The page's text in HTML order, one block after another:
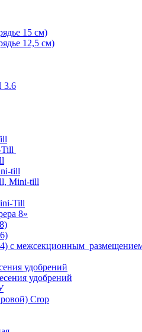
15 см)
12,5 см)
3.6
till
Mini-till
Till
8»
с межсекционным
удобрений
удобрений
Crop